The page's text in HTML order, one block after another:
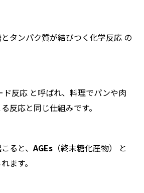
タンパク質が結びつく化学反応 の
ド反応 と呼ばれ、料理でパンや肉
反応と同じ仕組みです。
ると、AGEs （終末糖化産物） と
ます。